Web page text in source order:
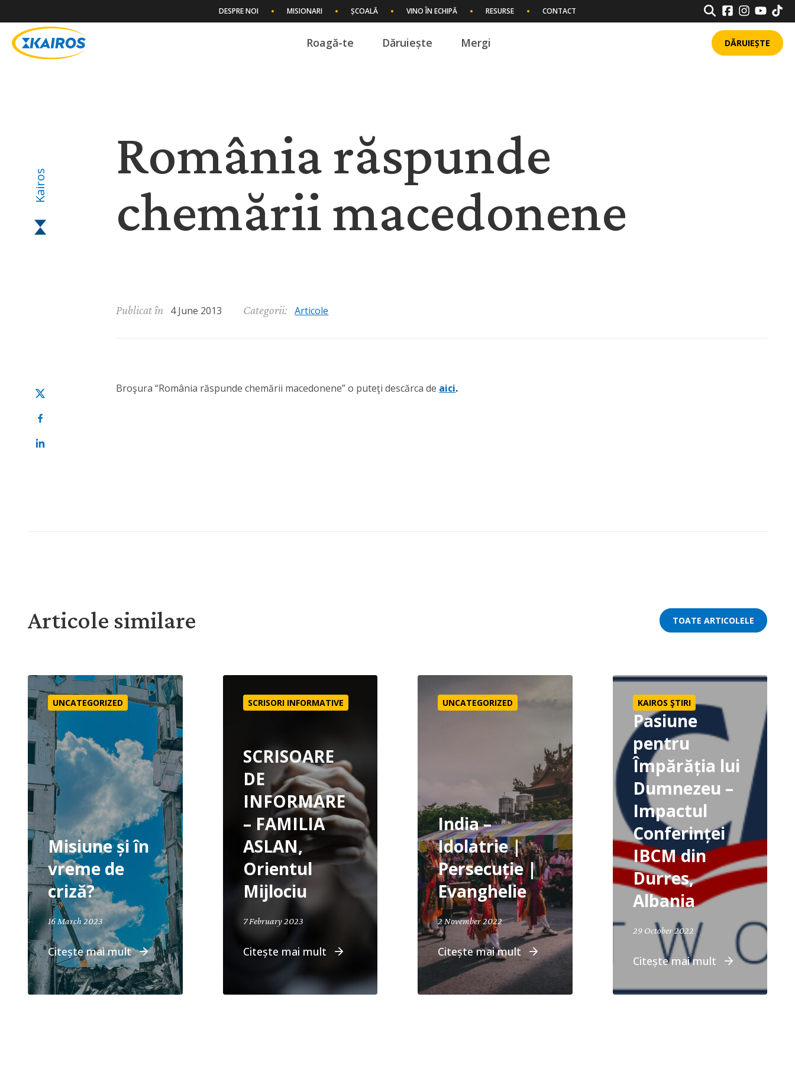
DESPRE NOI MISIONARI ȘCOALĂ VINO ÎN ECHIPĂ RESURSE CONTACT SEARCH
Roagă-te Dăruiește Mergi DĂRUIEȘTE
Kairos
România răspunde
chemării macedonene
Publicat în 4 June 2013 April 19, 2024
Categorii: Articole
Broşura “România răspunde chemării macedonene” o puteţi descărca de aici.
Articole similare TOATE ARTICOLELE
Misiune și în vreme de criză?
Misiune și în
vreme de
criză?
UNCATEGORIZED
16 March 2023
Citește mai mult
SCRISOARE
DE
INFORMARE
– FAMILIA
ASLAN,
Orientul
Mijlociu
SCRISORI INFORMATIVE
7 February 2023
Citește mai mult
India –
Idolatrie |
Persecuție |
Evanghelie
UNCATEGORIZED
2 November 2022
Citește mai mult
Pasiune pentru Împărăția lui
Pasiune
pentru
Împărăția lui
Dumnezeu –
Impactul
Conferinței
IBCM din
Durres,
Albania
KAIROS ŞTIRI
29 October 2022
Citește mai mult